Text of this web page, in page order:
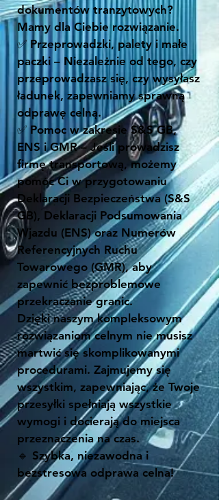
dokumentów tranzytowych?
Mamy dla Ciebie rozwiązanie.
✅ Przeprowadzki, palety i małe
paczki – Niezależnie od tego, czy
przeprowadzasz się, czy wysyłasz
ładunek, zapewniamy sprawną
odprawę celną.
✅ Pomoc w zakresie S&S GB,
ENS i GMR – Jeśli prowadzisz
firmę transportową, możemy
pomóc Ci w przygotowaniu
Deklaracji Bezpieczeństwa (S&S
GB), Deklaracji Podsumowania
Wjazdu (ENS) oraz Numerów
Referencyjnych Ruchu
Towarowego (GMR), aby
zapewnić bezproblemowe
przekraczanie granic.
Dzięki naszym kompleksowym
rozwiązaniom celnym nie musisz
martwić się skomplikowanymi
procedurami. Zajmujemy się
wszystkim, zapewniając, że Twoje
przesyłki spełniają wszystkie
wymogi i docierają do miejsca
przeznaczenia na czas.
🔹 Szybka, niezawodna i
bezstresowa odprawa celna!